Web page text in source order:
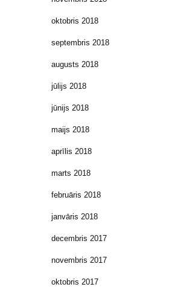
oktobris 2018
septembris 2018
augusts 2018
jūlijs 2018
jūnijs 2018
maijs 2018
aprīlis 2018
marts 2018
februāris 2018
janvāris 2018
decembris 2017
novembris 2017
oktobris 2017